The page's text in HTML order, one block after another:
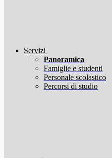
Servizi
Panoramica
Famiglie e studenti
Personale scolastico
Percorsi di studio